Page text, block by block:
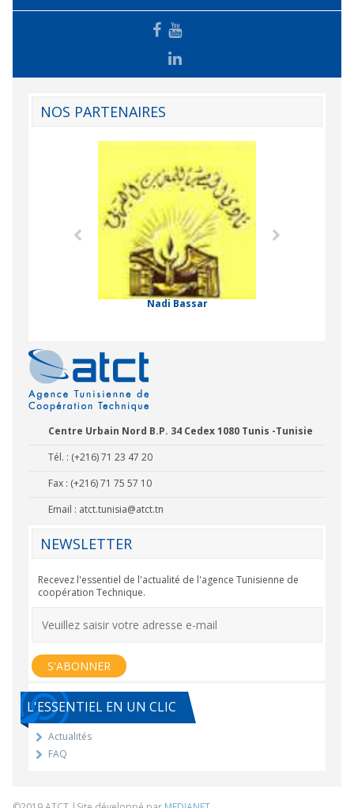
NOS PARTENAIRES
Nadi Bassar
Centre Urbain Nord B.P. 34 Cedex 1080 Tunis -Tunisie
Tél. : (+216) 71 23 47 20
Fax : (+216) 71 75 57 10
Email : atct.tunisia@atct.tn
NEWSLETTER
Recevez l'essentiel de l'actualité de l'agence Tunisienne de
coopération Technique.
L'ESSENTIEL EN UN CLIC
Actualités
FAQ